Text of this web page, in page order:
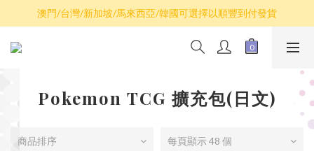
散卡買滿$100包平郵，全部產品買滿$800包順豐(香港境內)
澳門/台灣/新加坡/馬來西亞/韓國可選擇以順豐到付發貨
散卡買滿$100包平郵，全部產品買滿$800包順豐(香港境內)
Pokemon TCG 擴充包(日文)
商品排序 每頁顯示 48 個